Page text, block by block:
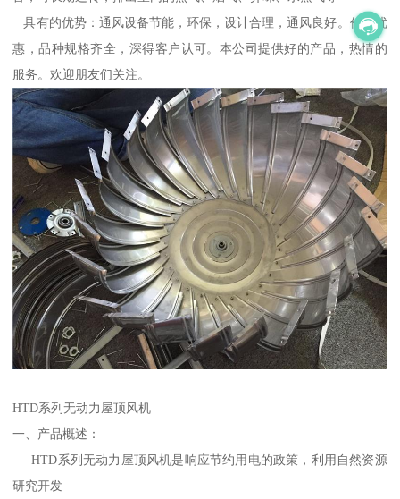
具有的优势：通风设备节能，环保，设计合理，通风良好。价格优
惠，品种规格齐全，深得客户认可。本公司提供好的产品，热情的
服务。欢迎朋友们关注。
HTD系列无动力屋顶风机
一、产品概述：
HTD系列无动力屋顶风机是响应节约用电的政策，利用自然资源
研究开发